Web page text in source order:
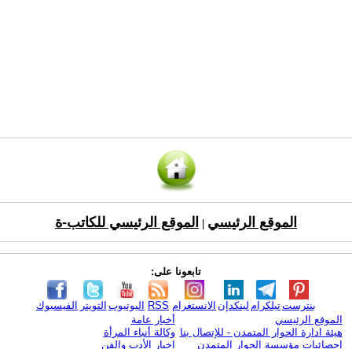
الموقع الرئيسي الموقع الرئيسي للكاتب-ة
تابعونا على:
الفيسبوك التويتر اليوتيوب RSS الانستغرام لينكدإن تيلكرامبنترست
الموقع الرئيسي
هيئة ادارة الحوار المتمدن - للإتصال بنا
إحصائيات مؤسسة الحوار المتمدن
أخبار عامة
وكالة أنباء المرأة
اخبار الأدب والفن